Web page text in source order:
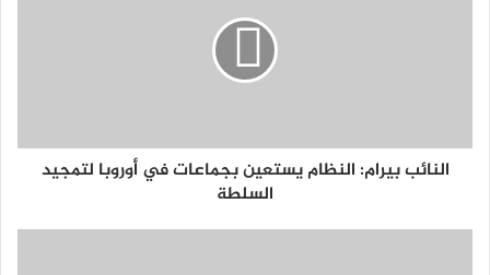
النائب بيرام: النظام يستعين بجماعات في أوروبا لتمجيد
السلطة